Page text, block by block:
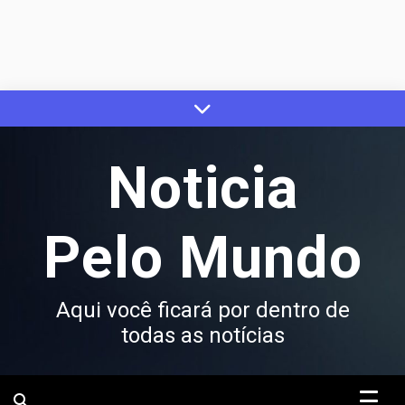
to
Noticia
Pelo Mundo
Aqui você ficará por dentro de
todas as notícias